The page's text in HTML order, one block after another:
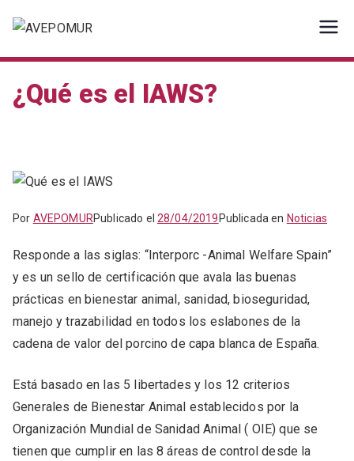
contenido
Asociación de veterinarios de
porcino de la Región de Murcia
¿Qué es el IAWS?
Por AVEPOMURPublicado el28/04/2019 Publicada en Noticias
Responde a las siglas: “Interporc -Animal Welfare Spain”
y es un sello de certificación que avala las buenas
prácticas en bienestar animal, sanidad, bioseguridad,
manejo y trazabilidad en todos los eslabones de la
cadena de valor del porcino de capa blanca de España.
Está basado en las 5 libertades y los 12 criterios
Generales de Bienestar Animal establecidos por la
Organización Mundial de Sanidad Animal ( OIE) que se
tienen que cumplir en las 8 áreas de control desde la